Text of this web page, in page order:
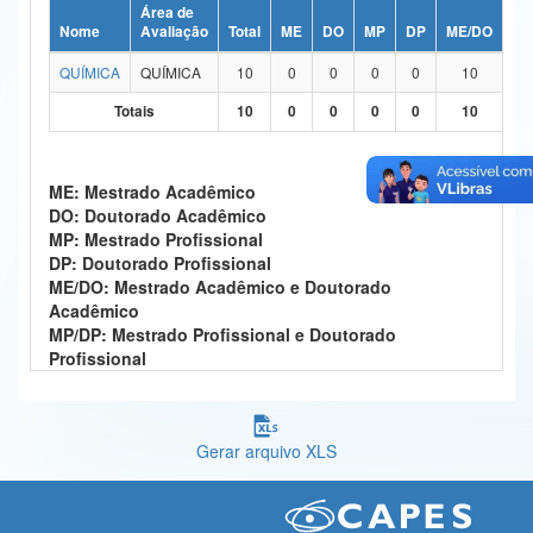
Ministério da Ciência, Tecnologia, Inovações e Comunicações
Ministério do Meio Ambiente
Controladoria-Geral da União
Ministério da Mulher, da Família e dos Direitos Humanos
Secretaria-Geral
Secretaria de Governo
Nome
Área de
Avaliação
Total ME DO MP DP ME/DO
QUÍMICA
QUÍMICA 10 0 0 0 0 10
Totais
10 0 0 0 0 10
ME: Mestrado Acadêmico
DO: Doutorado Acadêmico
MP: Mestrado Profissional
DP: Doutorado Profissional
ME/DO: Mestrado Acadêmico e Doutorado
Acadêmico
MP/DP: Mestrado Profissional e Doutorado
Profissional
Gerar arquivo XLS